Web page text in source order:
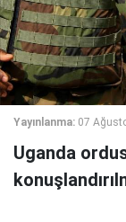
Yayınlanma: 07
Uganda